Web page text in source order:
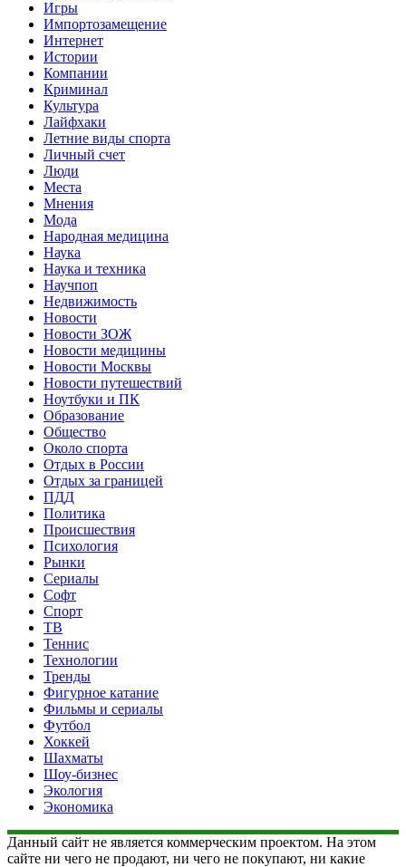
Игры
Импортозамещение
Интернет
Истории
Компании
Криминал
Культура
Лайфхаки
Летние виды спорта
Личный счет
Люди
Места
Мнения
Мода
Народная медицина
Наука
Наука и техника
Научпоп
Недвижимость
Новости
Новости ЗОЖ
Новости медицины
Новости Москвы
Новости путешествий
Ноутбуки и ПК
Образование
Общество
Около спорта
Отдых в России
Отдых за границей
ПДД
Политика
Происшествия
Психология
Рынки
Сериалы
Софт
Спорт
ТВ
Теннис
Технологии
Тренды
Фигурное катание
Фильмы и сериалы
Футбол
Хоккей
Шахматы
Шоу-бизнес
Экология
Экономика
Данный сайт не является коммерческим проектом. На этом
сайте ни чего не продают, ни чего не покупают, ни какие